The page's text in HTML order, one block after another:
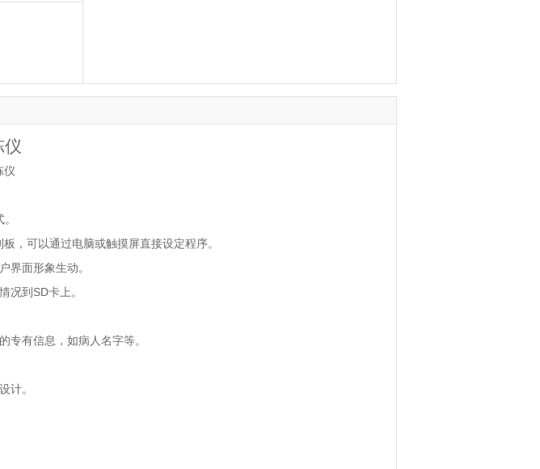
仪
仪
，可以通过电脑或触摸屏直接设定程序。
界面形象生动。
况到 SD卡上。
专有信息，如病人名字等。
计。